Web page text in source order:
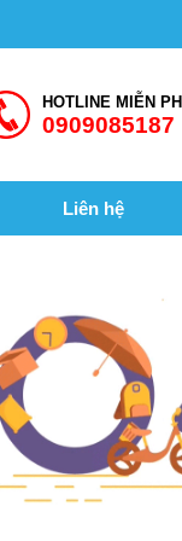
HOTLINE MIỄN PHÍ
0909085187
Liên hệ